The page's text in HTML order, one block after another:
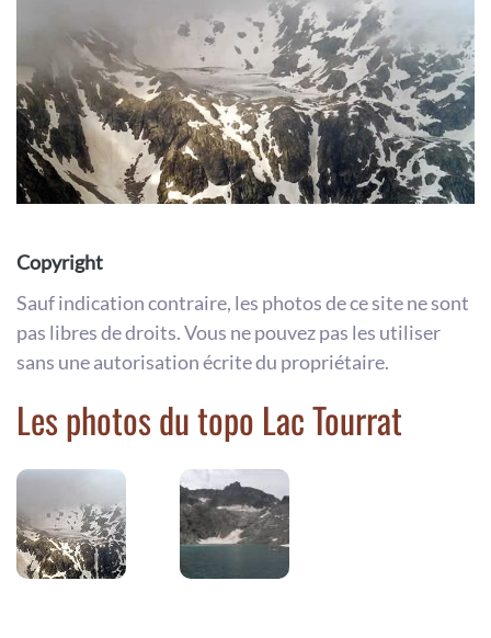
Copyright
Sauf indication contraire, les photos de ce site ne sont
pas libres de droits. Vous ne pouvez pas les utiliser
sans une autorisation écrite du propriétaire.
Les photos du topo Lac Tourrat